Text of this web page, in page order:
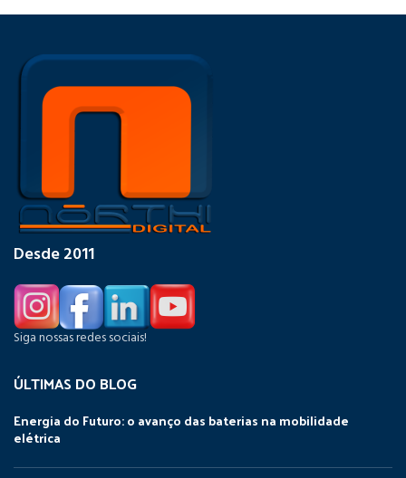
Desde 2011
Siga nossas redes sociais!
ÚLTIMAS DO BLOG
Energia do Futuro: o avanço das baterias na mobilidade
elétrica